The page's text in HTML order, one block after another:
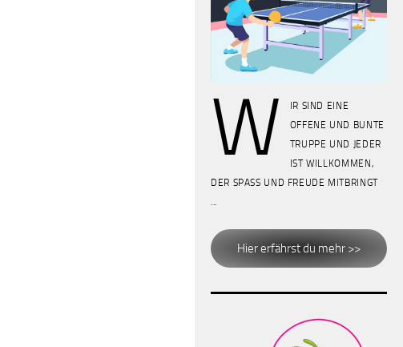
W
IR SIND EINE
OFFENE UND BUNTE
TRUPPE UND JEDER
IST WILLKOMMEN,
DER SPASS UND FREUDE MITBRINGT
...
Hier erfährst du mehr >>